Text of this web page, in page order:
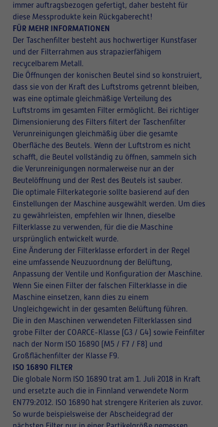
immer auftragsbezogen gefertigt, daher besteht für
diese Messprodukte kein Rückgaberecht!
FÜR MEHR INFORMATIONEN
Der Taschenfilter besteht aus hochwertiger Kunstfaser
und der Filterrahmen aus strapazierfähigem
recycelbarem Metall.
Die Öffnungen der konischen Beutel sind so konstruiert,
dass sie von der Kraft des Luftstroms getrennt bleiben,
was eine optimale gleichmäßige Verteilung des
Luftstroms im gesamten Filter ermöglicht. Bei richtiger
Dimensionierung des Filters filtert der Taschenfilter
Verunreinigungen gleichmäßig über die gesamte
Oberfläche des Beutels. Wenn der Luftstrom es nicht
schafft, die Beutel vollständig zu öffnen, sammeln sich
die Verunreinigungen normalerweise nur an der
Beutelöffnung und der Rest des Beutels ist sauber.
Die optimale Filterkategorie sollte basierend auf den
Einstellungen der Maschine ausgewählt werden. Um dies
zu gewährleisten, empfehlen wir Ihnen, dieselbe
Filterklasse zu verwenden, für die die Maschine
ursprünglich entwickelt wurde.
Eine Änderung der Filterklasse erfordert in der Regel
eine umfassende Neuzuordnung der Belüftung,
Anpassung der Ventile und Konfiguration der Maschine.
Wenn Sie einen Filter der falschen Filterklasse in die
Maschine einsetzen, kann dies zu einem
Ungleichgewicht in der gesamten Belüftung führen.
Die in den Maschinen verwendeten Filterklassen sind
grobe Filter der COARCE-Klasse (G3 / G4) sowie Feinfilter
nach der Norm ISO 16890 (M5 / F7 / F8) und
Großflächenfilter der Klasse F9.
ISO 16890 FILTER
Die globale Norm ISO 16890 trat am 1. Juli 2018 in Kraft
und ersetzte auch die in Finnland verwendete Norm
EN779:2012. ISO 16890 hat strengere Kriterien als zuvor.
So wurde beispielsweise der Abscheidegrad der